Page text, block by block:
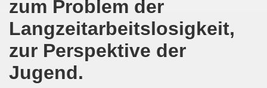
zum Problem der
Langzeitarbeitslosigkeit,
zur Perspektive der
Jugend.
am 25.05.2020 - Corona-Gerecht und
- Berichte aus erster Hand am 11.05.2020
Krisenlasten auf Arbeiter, auf Erwerbslose, auf
wieder am 11.05.2020 auf der Straße -